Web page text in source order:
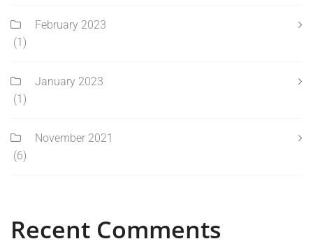
February 2023
(1)
January 2023
(1)
November 2021
(6)
Recent Comments